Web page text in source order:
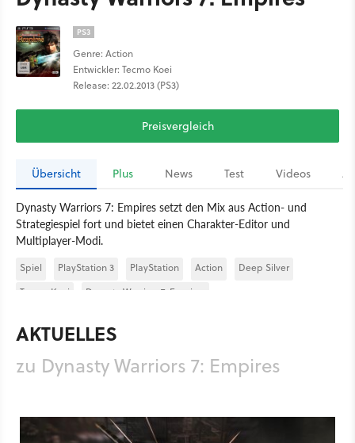
PS3
Genre: Action
Entwickler: Tecmo Koei
Release: 22.02.2013 (PS3)
Preisvergleich
Übersicht Plus News Test Videos
Dynasty Warriors 7: Empires setzt den Mix aus Action- und
Strategiespiel fort und bietet einen Charakter-Editor und
Multiplayer-Modi.
Spiel PlayStation 3 PlayStation Action
Deep Silver
Tecmo Koei
Dynasty Warriors 7: Empires
AKTUELLES
zu Dynasty Warriors 7: Empires